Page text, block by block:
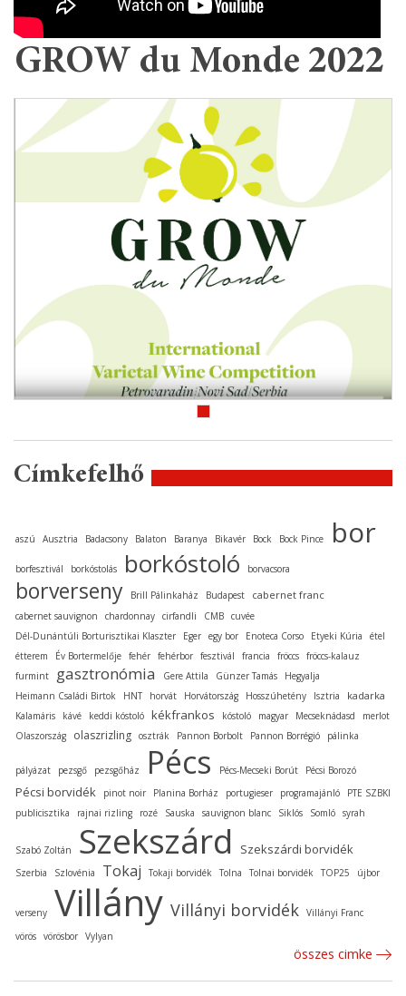
GROW du Monde 2022
Címkefelhő
aszú Ausztria Badacsony Balaton Baranya Bikavér Bock Bock Pince bor
borfesztivál borkóstolás borkóstoló borvacsora
borverseny Brill Pálinkaház Budapest cabernet franc
cabernet sauvignon chardonnay cirfandli CMB cuvée
Dél-Dunántúli Borturisztikai Klaszter
Eger egy bor Enoteca Corso Etyeki Kúria
étel
étterem
Év Bortermelője fehér fehérbor fesztivál francia fröccs fröccs-kalauz
furmint
gasztronómia Gere Attila Günzer Tamás
Hegyalja
Heimann Családi Birtok
HNT horvát Horvátország Hosszúhetény Isztria kadarka
Kalamáris kávé keddi kóstoló kékfrankos kóstoló magyar Mecseknádasd
merlot
Olaszország
olaszrizling osztrák Pannon Borbolt Pannon Borrégió pálinka
pályázat pezsgő pezsgőház Pécs Pécs-Mecseki Borút Pécsi Borozó
Pécsi borvidék pinot noir Planina Borház portugieser programajánló
PTE SZBKI
publicisztika
rajnai rizling rozé Sauska sauvignon blanc Siklós Somló syrah
Szabó Zoltán Szekszárd Szekszárdi borvidék
Szerbia Szlovénia Tokaj Tokaji borvidék Tolna Tolnai borvidék TOP25 újbor
verseny Villány Villányi borvidék Villányi Franc
vörös vörösbor Vylyan
összes cimke